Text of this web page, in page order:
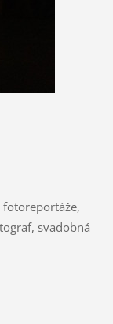
svadobná